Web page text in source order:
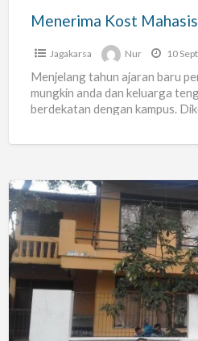
Jagakarsa Nur 10
Menjelang tahun ajaran baru
mungkin anda dan keluarga
berdekatan dengan kampus.
Kosan
Rindang
Khusus
Wanita